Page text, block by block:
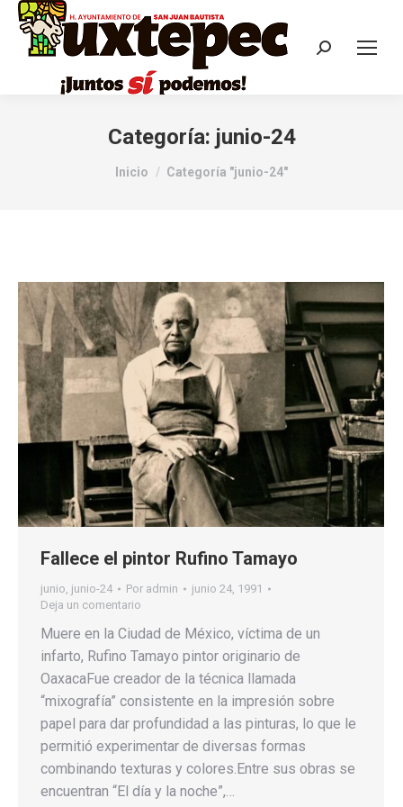
Categoría: junio-24
Estás aquí:
Inicio Categoría "junio-24"
Fallece el pintor Rufino Tamayo
junio, junio-24 Por admin
junio 24, 1991
Deja un comentario
Muere en la Ciudad de México, víctima de un
infarto, Rufino Tamayo pintor originario de
OaxacaFue creador de la técnica llamada
“mixografía” consistente en la impresión sobre
papel para dar profundidad a las pinturas, lo que le
permitió experimentar de diversas formas
combinando texturas y colores.Entre sus obras se
encuentran “El día y la noche”,…